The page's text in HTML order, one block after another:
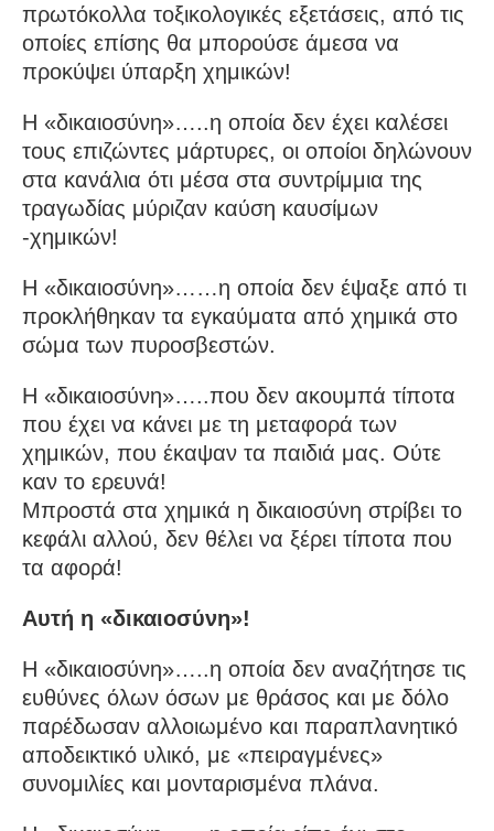
πρωτόκολλα τοξικολογικές εξετάσεις, από τις
οποίες επίσης θα μπορούσε άμεσα να
προκύψει ύπαρξη χημικών!
Η «δικαιοσύνη»…..η οποία δεν έχει καλέσει
τους επιζώντες μάρτυρες, οι οποίοι δηλώνουν
στα κανάλια ότι μέσα στα συντρίμμια της
τραγωδίας μύριζαν καύση καυσίμων
-χημικών!
Η «δικαιοσύνη»……η οποία δεν έψαξε από τι
προκλήθηκαν τα εγκαύματα από χημικά στο
σώμα των πυροσβεστών.
Η «δικαιοσύνη»…..που δεν ακουμπά τίποτα
που έχει να κάνει με τη μεταφορά των
χημικών, που έκαψαν τα παιδιά μας. Ούτε
καν το ερευνά!
Μπροστά στα χημικά η δικαιοσύνη στρίβει το
κεφάλι αλλού, δεν θέλει να ξέρει τίποτα που
τα αφορά!
Αυτή η «δικαιοσύνη»!
Η «δικαιοσύνη»…..η οποία δεν αναζήτησε τις
ευθύνες όλων όσων με θράσος και με δόλο
παρέδωσαν αλλοιωμένο και παραπλανητικό
αποδεικτικό υλικό, με «πειραγμένες»
συνομιλίες και μονταρισμένα πλάνα.